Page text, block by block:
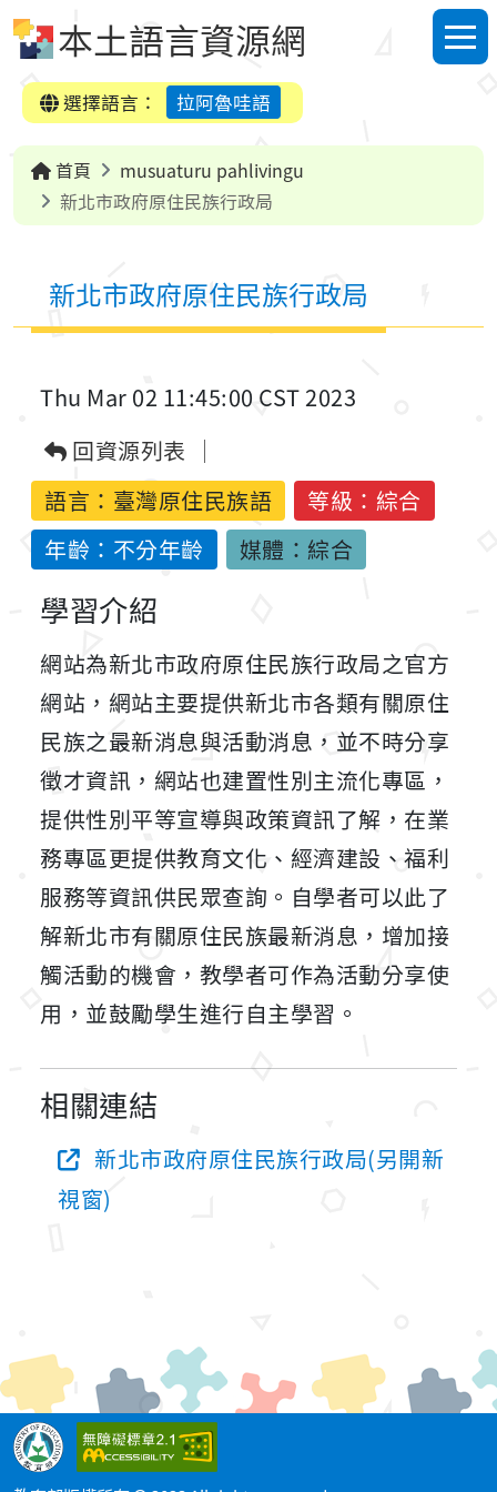
本土語言資源網
選單
選擇語言：
拉阿魯哇語
首頁
musuaturu pahlivingu
新北市政府原住民族行政局
新北市政府原住民族行政局
Thu Mar 02 11:45:00 CST 2023
回資源列表
語言： 臺灣原住民族語
等級：綜合
年齡：不分年齡
媒體：綜合
學習介紹
網站為新北市政府原住民族行政局之官方
網站，網站主要提供新北市各類有關原住
民族之最新消息與活動消息，並不時分享
徵才資訊，網站也建置性別主流化專區，
提供性別平等宣導與政策資訊了解，在業
務專區更提供教育文化、經濟建設、福利
服務等資訊供民眾查詢。自學者可以此了
解新北市有關原住民族最新消息，增加接
觸活動的機會，教學者可作為活動分享使
用，並鼓勵學生進行自主學習。
相關連結
新北市政府原住民族行政局(另開新
視窗)